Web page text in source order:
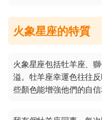
火象星座的特質
火象星座包括牡羊座、
溢。牡羊座幸運色往往
些顏色能增強他們的自信